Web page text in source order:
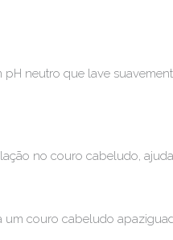
neutro que lave
no couro cabeludo,
um couro cabeludo